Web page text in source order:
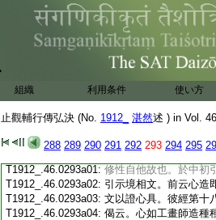
組織 利用条件 使い方
止觀輔行傳弘決 (No. 1912_ 湛然述 ) in Vol. 46
288 289 290 291 292 293 294 295
T1912_.46.0292c19:泯故也。誰善誰惡。泯
T1912_.46.0292c20: 有誰無。泯前三有及二
T1912_.46.0292c21:前三教四弘能所。雖泯
T1912_.46.0292c22:
棄思議。當知是人二法
略釋名四段。顯體四
T1912_.46.0292c24:次與不次。意亦如是。
T1912_.46.0292c25:方乃成今十法妙觀。下
T1912_.46.0292c26: 觀諸境。阿伽陀藥遍治
T1912_.46.0292c27:既非一心且判似別。故
T1912_.46.0292c28: 行遠。此則借法顯圓。
T1912_.46.0293a01: 修性自他故也。於中初
T1912_.46.0293a02: 引示境相文。前云心造
T1912_.46.0293a03: 文以證心具。彼經第十
T1912_.46.0293a04: 偈云。心如工畫師造種